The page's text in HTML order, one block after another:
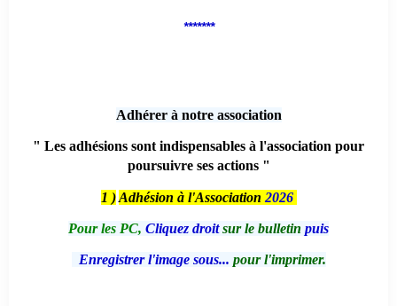
*******
Adhérer à notre association
" Les adhésions sont indispensables à l'association pour
poursuivre ses actions "
1 ) Adhésion à l'Association 2026
Pour les PC, Cliquez droitsur le bulletin puis
Enregistrer l'image sous... pour l'imprimer.